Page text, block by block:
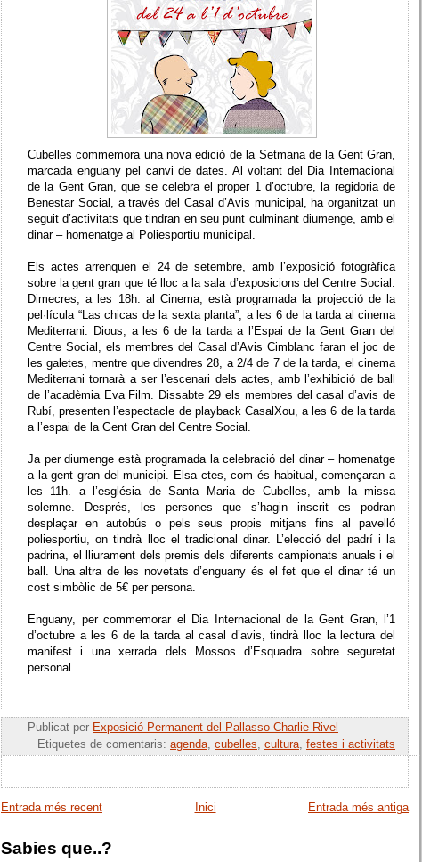
Cubelles commemora una nova edició de la Setmana de la Gent Gran,
marcada enguany pel canvi de dates. Al voltant del Dia Internacional
de la Gent Gran, que se celebra el proper 1 d’octubre, la regidoria de
Benestar Social, a través del Casal d’Avis municipal, ha organitzat un
seguit d’activitats que tindran en seu punt culminant diumenge, amb el
dinar – homenatge al Poliesportiu municipal.
Els actes arrenquen el 24 de setembre, amb l’exposició fotogràfica
sobre la gent gran que té lloc a la sala d’exposicions del Centre Social.
Dimecres, a les 18h. al Cinema, està programada la projecció de la
pel·lícula “Las chicas de la sexta planta”, a les 6 de la tarda al cinema
Mediterrani. Dious, a les 6 de la tarda a l’Espai de la Gent Gran del
Centre Social, els membres del Casal d’Avis Cimblanc faran el joc de
les galetes, mentre que divendres 28, a 2/4 de 7 de la tarda, el cinema
Mediterrani tornarà a ser l’escenari dels actes, amb l’exhibició de ball
de l’acadèmia Eva Film. Dissabte 29 els membres del casal d’avis de
Rubí, presenten l’espectacle de playback CasalXou, a les 6 de la tarda
a l’espai de la Gent Gran del Centre Social.
Ja per diumenge està programada la celebració del dinar – homenatge
a la gent gran del municipi. Elsa ctes, com és habitual, començaran a
les 11h. a l’església de Santa Maria de Cubelles, amb la missa
solemne. Després, les persones que s’hagin inscrit es podran
desplaçar en autobús o pels seus propis mitjans fins al pavelló
poliesportiu, on tindrà lloc el tradicional dinar. L’elecció del padrí i la
padrina, el lliurament dels premis dels diferents campionats anuals i el
ball. Una altra de les novetats d’enguany és el fet que el dinar té un
cost simbòlic de 5€ per persona.
Enguany, per commemorar el Dia Internacional de la Gent Gran, l’1
d’octubre a les 6 de la tarda al casal d’avis, tindrà lloc la lectura del
manifest i una xerrada dels Mossos d’Esquadra sobre seguretat
personal.
Publicat per Exposició Permanent del Pallasso Charlie Rivel
Etiquetes de comentaris: agenda, cubelles, cultura, festes i activitats
Entrada més recent Entrada més antiga
Inici
Sabies que..?